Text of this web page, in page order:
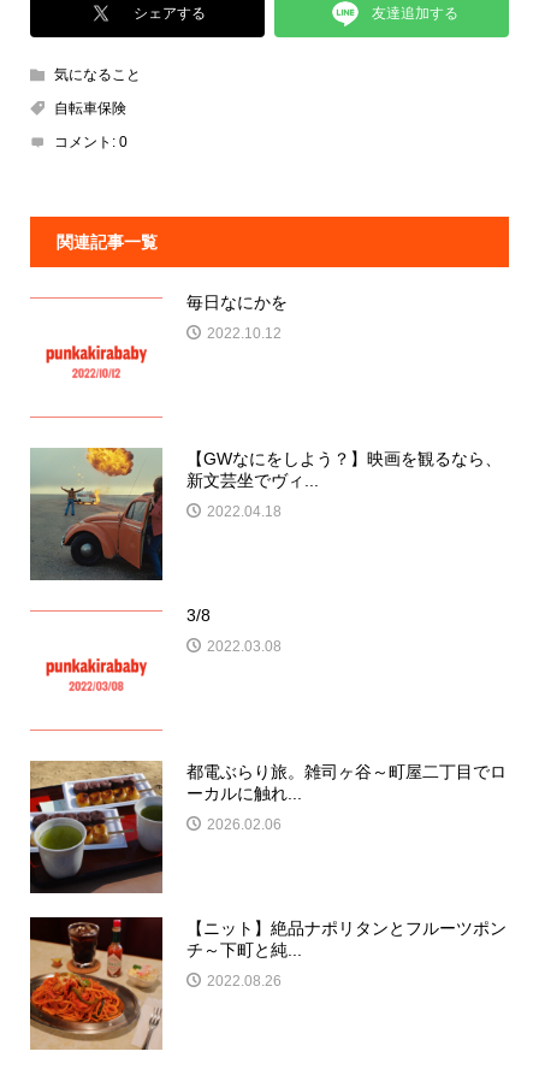
シェアする 友達追加する
気になること
自転車保険
コメント: 0
関連記事一覧
毎日なにかを
2022.10.12
【GWなにをしよう？】映画を観るなら、
新文芸坐でヴィ...
2022.04.18
3/8
2022.03.08
都電ぶらり旅。雑司ヶ谷～町屋二丁目でロ
ーカルに触れ...
2026.02.06
【ニット】絶品ナポリタンとフルーツポン
チ～下町と純...
2022.08.26